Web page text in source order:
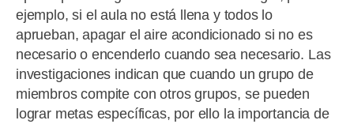
ejemplo, si el aula no está llena y todos lo
aprueban, apagar el aire acondicionado si no es
necesario o encenderlo cuando sea necesario. Las
investigaciones indican que cuando un grupo de
miembros compite con otros grupos, se pueden
lograr metas específicas, por ello la importancia de